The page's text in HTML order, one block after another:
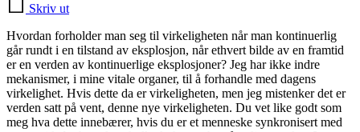
Skriv ut
Hvordan forholder man seg til virkeligheten når man kontinuerlig
går rundt i en tilstand av eksplosjon, når ethvert bilde av en framtid
er en verden av kontinuerlige eksplosjoner? Jeg har ikke indre
mekanismer, i mine vitale organer, til å forhandle med dagens
virkelighet. Hvis dette da er virkeligheten, men jeg mistenker det er
verden satt på vent, denne nye virkeligheten. Du vet like godt som
meg hva dette innebærer, hvis du er et menneske synkronisert med